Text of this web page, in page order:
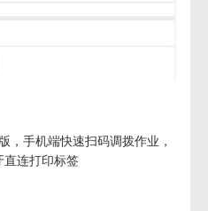
，手机端快速扫码调拨作业，
直连打印标签